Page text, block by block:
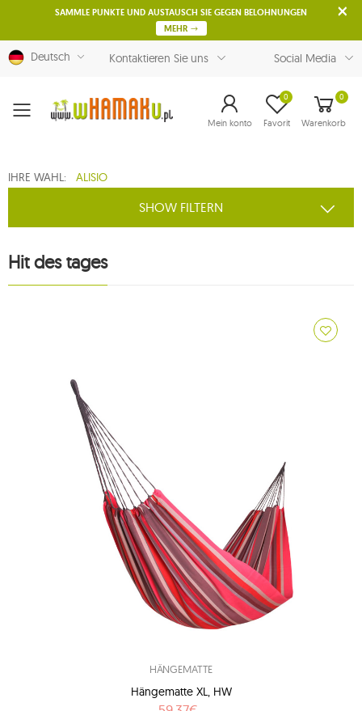
SAMMLE PUNKTE UND AUSTAUSCH SIE GEGEN BELOHNUNGEN
MEHR
Deutsch Kontaktieren Sie uns Social Media
Menu Mein konto Favorit
0 0
Warenkorb
IHRE WAHL: ALISIO
SHOW FILTERN
Hit des tages
HÄNGEMATTE
Hängematte XL, HW